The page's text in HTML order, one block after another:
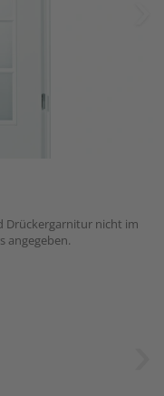
Drückergarnitur nicht im
angegeben.